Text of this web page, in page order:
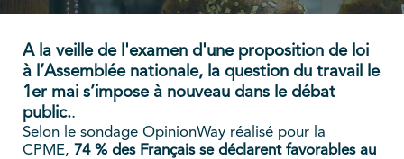
A la veille de l'examen d'une proposition de loi
à l’Assemblée nationale, la question du travail le
1er mai s’impose à nouveau dans le débat
public..
Selon le sondage OpinionWay réalisé pour la
CPME, 74 % des Français se déclarent favorables au